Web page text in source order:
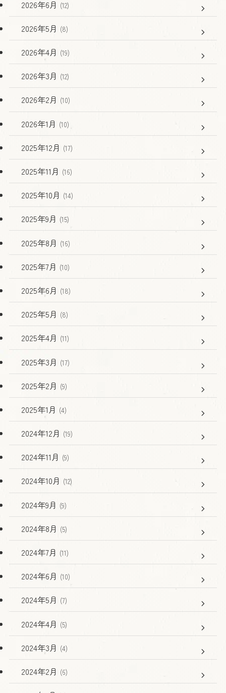
2026年6月 (12)
2026年5月 (8)
2026年4月 (19)
2026年3月 (12)
2026年2月 (10)
2026年1月 (10)
2025年12月 (17)
2025年11月 (16)
2025年10月 (14)
2025年9月 (15)
2025年8月 (16)
2025年7月 (10)
2025年6月 (18)
2025年5月 (8)
2025年4月 (11)
2025年3月 (17)
2025年2月 (9)
2025年1月 (4)
2024年12月 (19)
2024年11月 (9)
2024年10月 (12)
2024年9月 (9)
2024年8月 (5)
2024年7月 (11)
2024年6月 (10)
2024年5月 (7)
2024年4月 (5)
2024年3月 (4)
2024年2月 (6)